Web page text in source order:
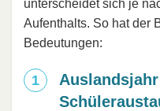
unterscheidet sich je
Aufenthalts. So hat der
Bedeutungen: